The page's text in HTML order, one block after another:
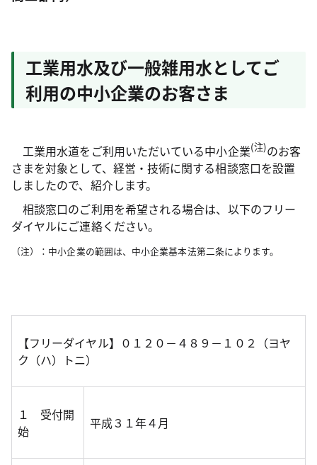
工業用水及び一般雑用水としてご
利用の中小企業のお客さま
工業用水道をご利用いただいている中小企業(注)のお客
さまを対象として、経営・技術に関する相談窓口を設置
しましたので、紹介します。
相談窓口のご利用を希望される場合は、以下のフリー
ダイヤルにご連絡ください。
（注）：中小企業の範囲は、中小企業基本法第二条によります。
【フリーダイヤル】０１２０－４８９－１０２（ヨヤ
ク（ハ）トニ）
１ 受付開
始
平成３１年４月